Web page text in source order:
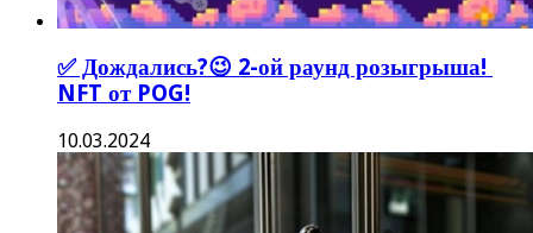
✅ Дождались?😉 2-ой раунд розыгрыша!
NFT от POG!
10.03.2024